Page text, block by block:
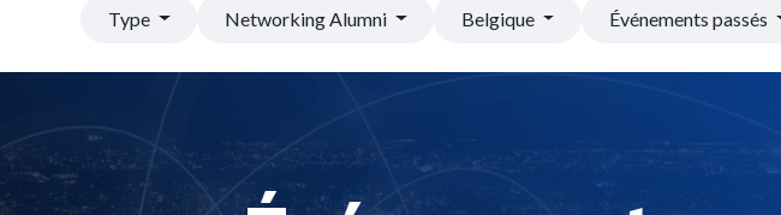
Type Networking Alumni Belgique Événements passés